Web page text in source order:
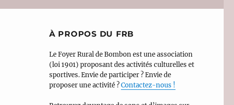
À PROPOS DU FRB
Le Foyer Rural de Bombon est une association
(loi 1901) proposant des activités culturelles et
sportives. Envie de participer ? Envie de
proposer une activité ?Contactez-nous !